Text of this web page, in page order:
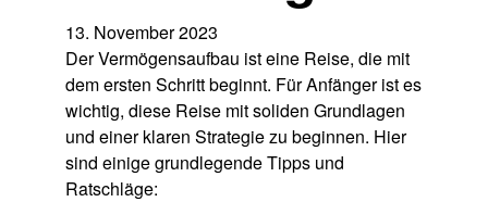
13. November 2023
Der Vermögensaufbau ist eine Reise, die mit
dem ersten Schritt beginnt. Für Anfänger ist es
wichtig, diese Reise mit soliden Grundlagen
und einer klaren Strategie zu beginnen. Hier
sind einige grundlegende Tipps und
Ratschläge: